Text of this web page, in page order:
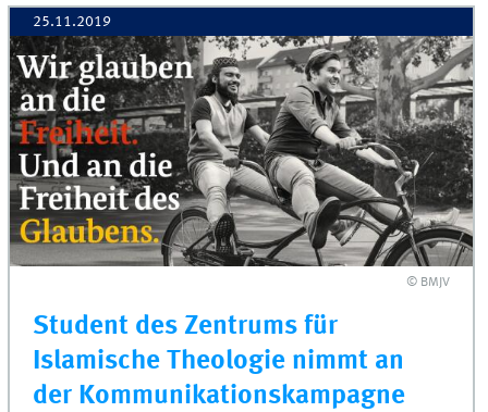
25.11.2019
© BMJV
Student des Zentrums für
Islamische Theologie nimmt an
der Kommunikationskampagne